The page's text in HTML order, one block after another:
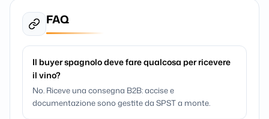
FAQ
Il buyer spagnolo deve fare qualcosa per ricevere
il vino?
No. Riceve una consegna B2B: accise e
documentazione sono gestite da SPST a monte.